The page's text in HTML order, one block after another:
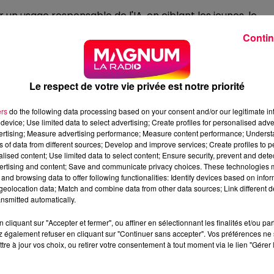
usage responsable de l'IA, en ciblant les jeunes, le
environnementaux et sociétaux. Pour ouvrir ces
cadres de participer à titre personnel, même si leur
PROGRAMMES ÉLECTORAUX
en présence de l'économiste Anthony Benhamou.
et de la géoéconomie pour expliquer comment
régionale avec le Grand Forum Régional (la
avoir réuni 700 personnes l’an dernier, ce rendez-
majeure de 2027.
chaque programme », explique Didier Lemaire. Le
afin d'expliciter clairement les opportunités, les
ET LA PLACE DES
Le respect de votre vie privée est notre priorité
do the following data processing based on your consent and/or our legitimate
Use limited data to select advertising; Create profiles for personalised
Measure advertising performance; Measure content performance;
of data from different sources; Develop and improve services; Create profiles to
content; Use limited data to select content; Ensure security, prevent and
and content; Save and communicate privacy choices. These technologies
browsing data to offer following functionalities: Identify devices based on
data; Match and combine data from other data sources; Link different
automatically.
cliquant sur "Accepter et fermer", ou affiner en sélectionnant les finalités et/ou
également refuser en cliquant sur "Continuer sans accepter". Vos préférences
à jour vos choix, ou retirer votre consentement à tout moment via le lien